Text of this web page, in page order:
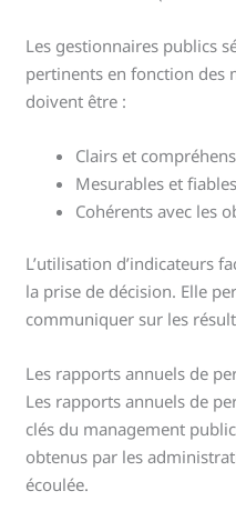
Les gestionnaires publics
pertinents en fonction des
doivent être :
Clairs et
Mesurables et fiables
Cohérents avec les
L’utilisation d’indicateurs
la prise de décision. Elle
communiquer sur les
Les rapports annuels de
Les rapports annuels de
clés du management
obtenus par les
écoulée.